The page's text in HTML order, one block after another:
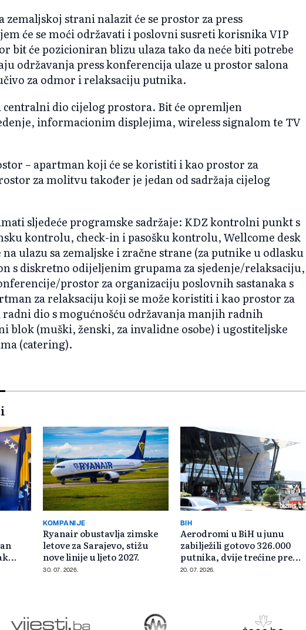
zemaljskoj strani nalazit će se prostor za press
će se moći održavati i poslovni susreti korisnika VIP
bit će pozicioniran blizu ulaza tako da neće biti potrebe
održavanja press konferencija ulaze u prostor salona
za odmor i relaksaciju putnika.
centralni dio cijelog prostora. Bit će opremljen
informacionim displejima, wireless signalom te TV
– apartman koji će se koristiti i kao prostor za
za molitvu također je jedan od sadržaja cijelog
sljedeće programske sadržaje: KDZ kontrolni punkt s
kontrolu, check-in i pasošku kontrolu, Wellcome desk
ulazu sa zemaljske i zračne strane (za putnike u odlasku
s diskretno odijeljenim grupama za sjedenje/relaksaciju,
prostor za organizaciju poslovnih sastanaka s
za relaksaciju koji se može koristiti i kao prostor za
dio s mogućnošću održavanja manjih radnih
blok (muški, ženski, za invalidne osobe) i ugostiteljske
(catering).
KOMPANIJE
Ryanair obustavlja zimske
letove za Sarajevo, stižu
nove linije u ljeto 2027.
30. 07. 2026.
BIH
Aerodromi u BiH u junu
zabilježili gotovo 326.000
putnika, dvije trećine preko
Sarajeva
20. 07. 2026.